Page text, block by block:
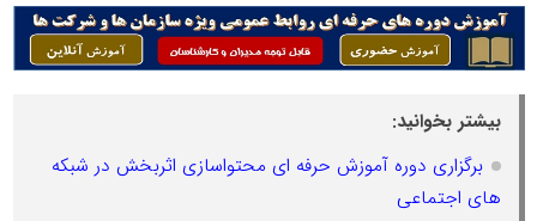
بیشتر بخوانید:
برگزاری دوره آموزش حرفه ای محتواسازی اثربخش در شبکه
های اجتماعی